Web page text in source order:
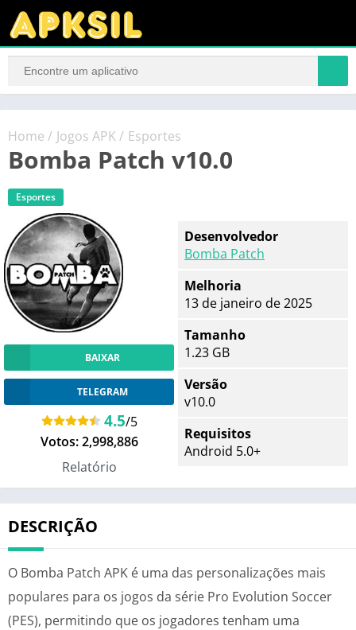
Home / Jogos APK/ Esportes
Bomba Patch v10.0
Esportes
BAIXAR
TELEGRAM
4.5/5
Votos:2,998,886
Relatório
Desenvolvedor
Bomba Patch
Melhoria
13 de janeiro de 2025
Tamanho
1.23 GB
Versão
v10.0
Requisitos
Android 5.0+
DESCRIÇÃO
O Bomba Patch APK é uma das personalizações mais
populares para os jogos da série Pro Evolution Soccer
(PES), permitindo que os jogadores tenham uma